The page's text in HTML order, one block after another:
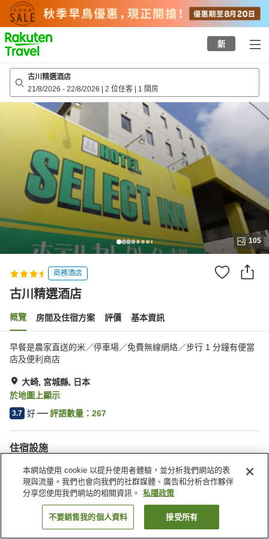
to
top
page
新
古川精選酒店
21/8/2026 - 22/8/2026 | 2 位住客 | 1 間房
105
商務酒店
古川精選酒店
概覽 房間及住宿方案 評價 基本資訊
早餐是農家直送的米／停車場／免費無線網絡／步行 1 分鐘有便當
店及便利商店
大崎, 宮城縣, 日本
於地圖上顯示
3.7 好 評語數量： 267
住宿設施
停車場
水療/美容院
自動販賣機
收費洗衣房
找客房
本網站使用 cookie 以提升使用者體驗，並分析我們網站的表
現與流量。我們也會向我們的社群媒體、廣告和分析合作夥伴
分享您使用我們網站的相關資訊。
私隱政策
不要銷售我的個人資料 接受所有